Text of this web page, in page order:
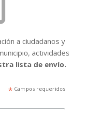
a ciudadanos y
actividades
lista de envío.
*Campos requeridos